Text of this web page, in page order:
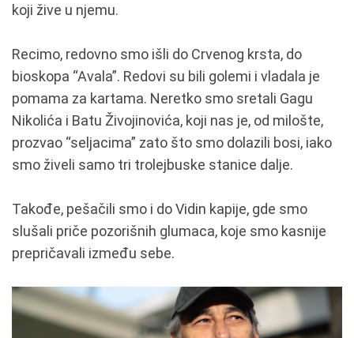
koji žive u njemu.
Recimo, redovno smo išli do Crvenog krsta, do
bioskopa “Avala”. Redovi su bili golemi i vladala je
pomama za kartama. Neretko smo sretali Gagu
Nikolića i Batu Živojinovića, koji nas je, od milošte,
prozvao “seljacima” zato što smo dolazili bosi, iako
smo živeli samo tri trolejbuske stanice dalje.
Takođe, pešačili smo i do Vidin kapije, gde smo
slušali priče pozorišnih glumaca, koje smo kasnije
prepričavali između sebe.